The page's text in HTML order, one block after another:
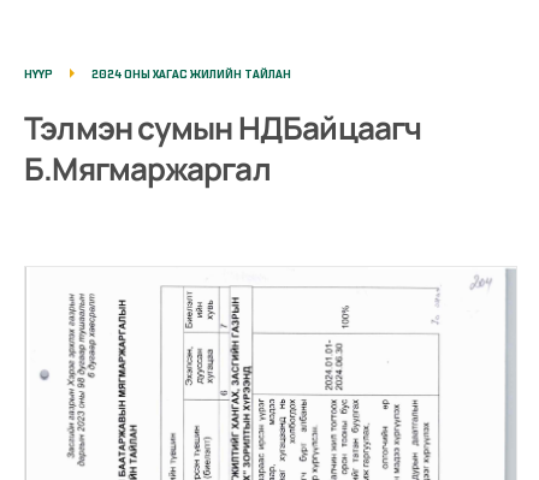
НҮҮР 2024 ОНЫ ХАГАС ЖИЛИЙН ТАЙЛАН
Тэлмэн сумын НДБайцаагч
Б.Мягмаржаргал